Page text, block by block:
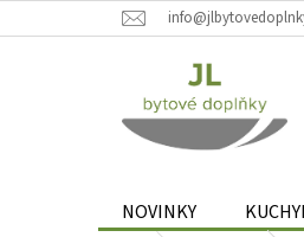
na
NOVINKY